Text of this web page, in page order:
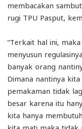
membacakan
rugi TPU Pasput,
“Terkait hal ini,
menyusun
banyak orang
Dimana nantinya
pemakaman tidak
besar karena itu
kita hanya
kita mati maka tidak